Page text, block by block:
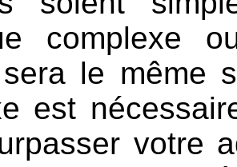
complexe
le même
est
votre